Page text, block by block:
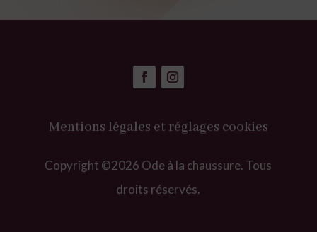
Mentions légales et réglages cookies
Copyright ©2026 Ode à la chaussure. Tous
droits réservés.